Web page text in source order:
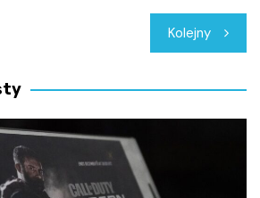
Kolejny